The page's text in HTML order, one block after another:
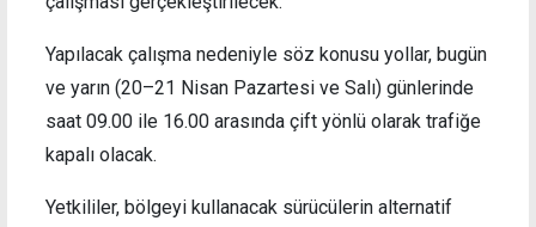
Yapılacak çalışma nedeniyle söz konusu yollar, bugün
ve yarın (20–21 Nisan Pazartesi ve Salı) günlerinde
saat 09.00 ile 16.00 arasında çift yönlü olarak trafiğe
kapalı olacak.
Yetkililer, bölgeyi kullanacak sürücülerin alternatif